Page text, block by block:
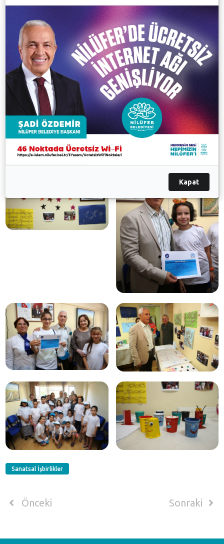
veren Nilüfer Belediye Başkanı Mustafa Bozbey’e ve
Görükle Şubesi’ne kütüphane kazandıran Kemal
Yavuz’a da teşekkür etti. Kaplan, ÇYDD Bursa
Şubesi’nden Gülbin Tandoğdu, Zeynep İnan ve Nuray
Akbaş’ın geleceğin güvencesi çocukların çağdaş
bireyler olarak topluma kazandırılması için yoğun
çaba harcadıklarını söyledi. ÇYDD tarafından
düzenlenen eğitimlere katılan 120 çocuk, Görükle
Şubesi ve Minareli Çavuş Şubesi’nde aileleri ve
arkadaşlarıyla birlikte keyifli dakikalar geçirdi.
Galeri
Sanatsal İşbirlikler
Önceki Sonraki
Kapat